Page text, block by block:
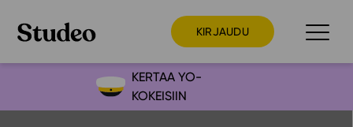
KIRJAUDU
Preppaaja
KERTAA YO-
KOKEISIIN